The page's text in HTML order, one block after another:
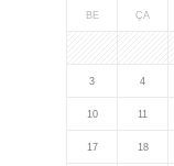
BE ÇA
3 4
10 11
17 18